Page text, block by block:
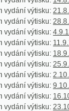
výtisku: 4.9.1820
výtisku: 11.9.1820
výtisku:18.9.1820
výtisku:25.9.1820
výtisku:2.10.1820
výtisku:9.10.1820
výtisku:16.10.1820
výtisku:23.10.1820
výtisku:30.10.1820
výtisku:16.11.1820
výtisku: 13.11.1820